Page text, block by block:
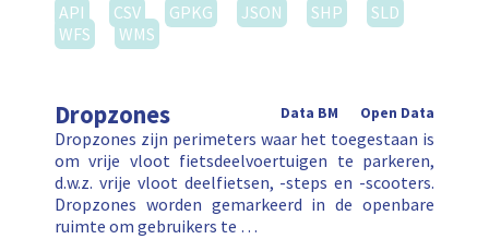
API
CSV GPKG JSON SHP
SLD
WFS
WMS
Dropzones Open Data
Data BM
Dropzones zijn perimeters waar het toegestaan is
om vrije vloot fietsdeelvoertuigen te parkeren,
d.w.z. vrije vloot deelfietsen, -steps en -scooters.
Dropzones worden gemarkeerd in de openbare
ruimte om gebruikers te …